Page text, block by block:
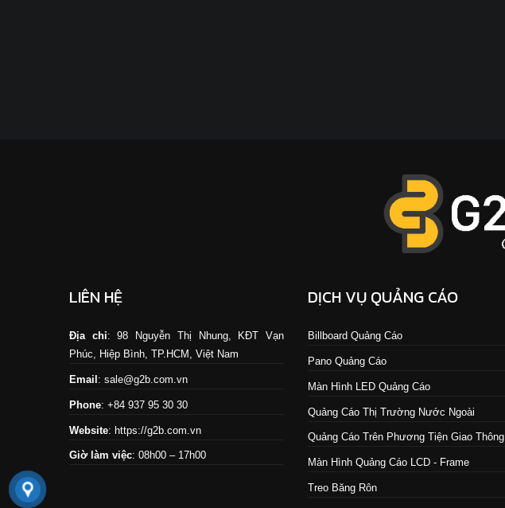
LIÊN HỆ
Địa chỉ: 98 Nguyễn Thị Nhung, KĐT Vạn
Phúc, Hiệp Bình, TP.HCM, Việt Nam
Email : sale@g2b.com.vn
Phone: +84 937 95 30 30
Website: https://g2b.com.vn
Giờ làm việc: 08h00 – 17h00
DỊCH VỤ QUẢNG CÁO
Billboard Quảng Cáo
Pano Quảng Cáo
Màn Hình LED Quảng Cáo
Quảng Cáo Thị Trường Nước Ngoài
Quảng Cáo Trên Phương Tiện Giao Thông
Màn Hình Quảng Cáo LCD - Frame
Treo Băng Rôn